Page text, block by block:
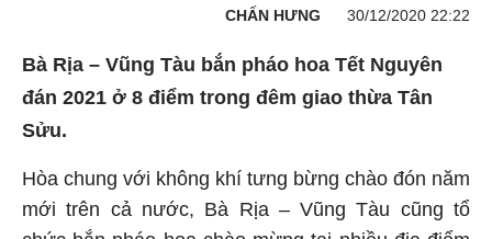
CHẤN HƯNG 30/12/2020 22:22
Bà Rịa – Vũng Tàu bắn pháo hoa Tết Nguyên
đán 2021 ở 8 điểm trong đêm giao thừa Tân
Sửu.
Hòa chung với không khí tưng bừng chào đón năm
mới trên cả nước, Bà Rịa – Vũng Tàu cũng tổ